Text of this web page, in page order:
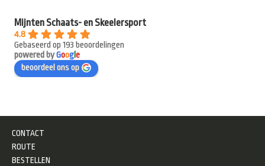
Mijnten Schaats- en Skeelersport
4.8
Gebaseerd op 193 beoordelingen
powered byGooge
beoordeel ons op
CONTACT
ROUTE
BESTELLEN